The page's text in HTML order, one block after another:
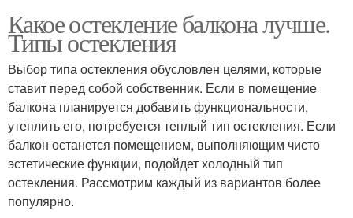
Какое остекление балкона лучше.
Типы остекления
Выбор типа остекления обусловлен целями, которые
ставит перед собой собственник. Если в помещение
балкона планируется добавить функциональности,
утеплить его, потребуется теплый тип остекления. Если
балкон останется помещением, выполняющим чисто
эстетические функции, подойдет холодный тип
остекления. Рассмотрим каждый из вариантов более
популярно.